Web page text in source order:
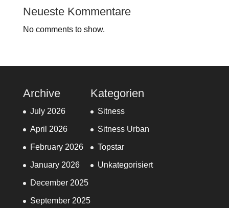
Neueste Kommentare
No comments to show.
Archive
July 2026
April 2026
February 2026
January 2026
December 2025
September 2025
Kategorien
Sitness
Sitness Urban
Topstar
Unkategorisiert